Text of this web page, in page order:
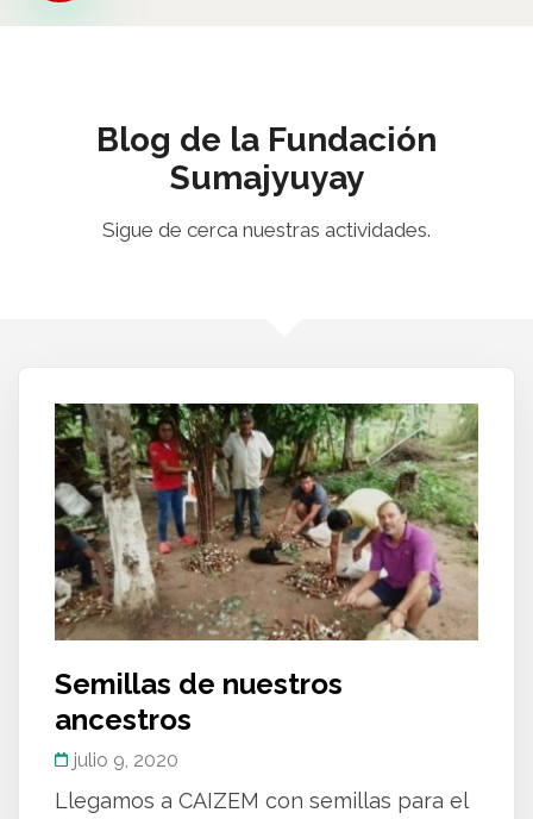
Blog de la Fundación
Sumajyuyay
Sigue de cerca nuestras actividades.
Semillas de nuestros
ancestros
julio 9, 2020
Llegamos a CAIZEM con semillas para el